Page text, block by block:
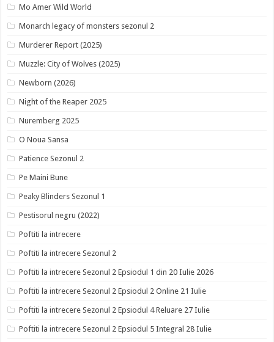
Mo Amer Wild World
Monarch legacy of monsters sezonul 2
Murderer Report (2025)
Muzzle: City of Wolves (2025)
Newborn (2026)
Night of the Reaper 2025
Nuremberg 2025
O Noua Sansa
Patience Sezonul 2
Pe Maini Bune
Peaky Blinders Sezonul 1
Pestisorul negru (2022)
Poftiti la intrecere
Poftiti la intrecere Sezonul 2
Poftiti la intrecere Sezonul 2 Epsiodul 1 din 20 Iulie 2026
Poftiti la intrecere Sezonul 2 Epsiodul 2 Online 21 Iulie
Poftiti la intrecere Sezonul 2 Epsiodul 4 Reluare 27 Iulie
Poftiti la intrecere Sezonul 2 Epsiodul 5 Integral 28 Iulie